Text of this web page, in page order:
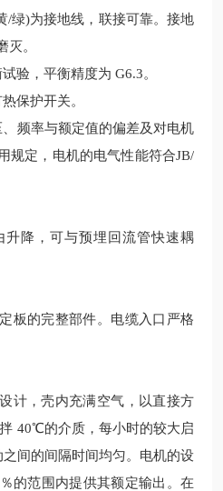
/绿)为接地线，联接可靠。接地
灭。
验，平衡精度为 G6.3。
保护开关。
、频率与额定值的偏差及对电机
规定，电机的电气性能符合JB/
升降，可与预埋回流管快速耦
板的完整部件。电缆入口严格
计，壳内充满空气，以直接方
40℃的介质，每小时的较大启
之间的间隔时间均匀。电机的设
的范围内提供其额定输出。在